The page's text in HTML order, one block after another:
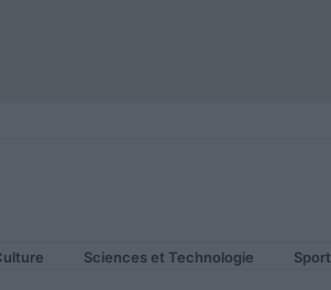
Sciences et Technologie Sport